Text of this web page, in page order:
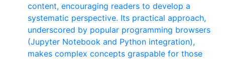
content, encouraging readers to develop a
systematic perspective. Its practical approach,
underscored by popular programming browsers
(Jupyter Notebook and Python integration),
makes complex concepts graspable for those